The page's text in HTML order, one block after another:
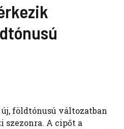
földtónusú változatban
szezonra. A cipőt a